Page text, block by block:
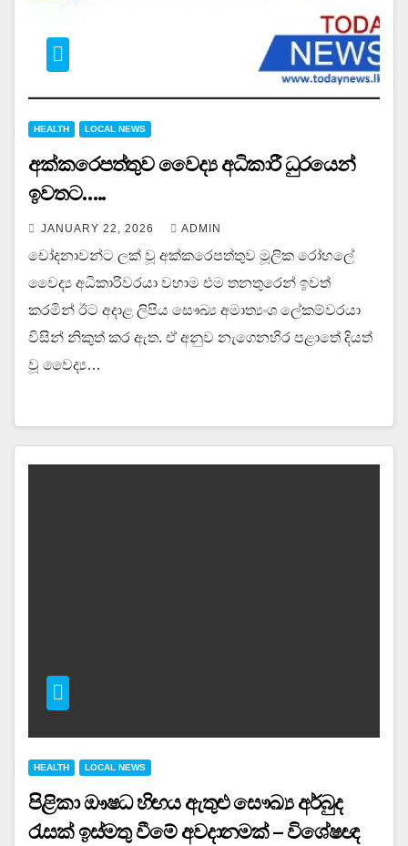
HEALTH LOCAL NEWS
අක්කරෙපත්තුව වෛද්‍ය අධිකාරී ධුරයෙන්
ඉවතට…..
JANUARY 22, 2026 ADMIN
චෝදනාවන්ට ලක් වූ අක්කරෙපත්තුව මූලික රෝහලේ
වෛද්‍ය අධිකාරිවරයා වහාම එම තනතුරෙන් ඉවත්
කරමින් ඊට අදාළ ලිපිය සෞඛ්‍ය අමාත්‍යංශ ලේකම්වරයා
විසින් නිකුත් කර ඇත. ඒ අනුව නැගෙනහිර පළාතේ දියත්
වූ වෛද්‍ය…
HEALTH LOCAL NEWS
පිළිකා ඖෂධ හිඟය ඇතුළු සෞඛ්‍ය අර්බුද
රැසක් ඉස්මතු වීමේ අවදානමක් – විශේෂඥ